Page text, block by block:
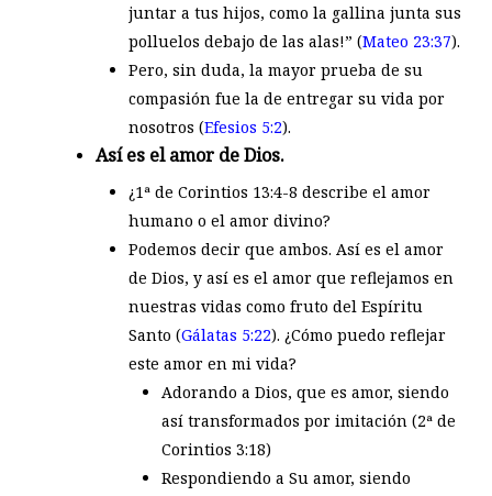
juntar a tus hijos, como la gallina junta sus
polluelos debajo de las alas!” (Mateo 23:37).
Pero, sin duda, la mayor prueba de su
compasión fue la de entregar su vida por
nosotros (Efesios 5:2).
Así es el amor de Dios.
¿1ª de Corintios 13:4-8 describe el amor
humano o el amor divino?
Podemos decir que ambos. Así es el amor
de Dios, y así es el amor que reflejamos en
nuestras vidas como fruto del Espíritu
Santo (Gálatas 5:22). ¿Cómo puedo reflejar
este amor en mi vida?
Adorando a Dios, que es amor, siendo
así transformados por imitación (2ª de
Corintios 3:18)
Respondiendo a Su amor, siendo